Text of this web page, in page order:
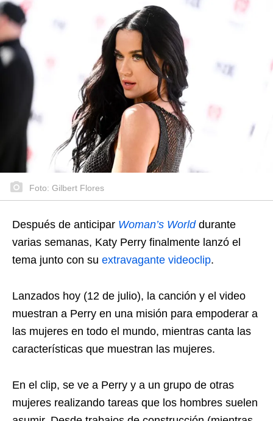
Foto: Gilbert Flores
Después de anticipar Woman’s Worlddurante
varias semanas, Katy Perry finalmente lanzó el
tema junto con su extravagante videoclip.
Lanzados hoy (12 de julio), la canción y el video
muestran a Perry en una misión para empoderar a
las mujeres en todo el mundo, mientras canta las
características que muestran las mujeres.
En el clip, se ve a Perry y a un grupo de otras
mujeres realizando tareas que los hombres suelen